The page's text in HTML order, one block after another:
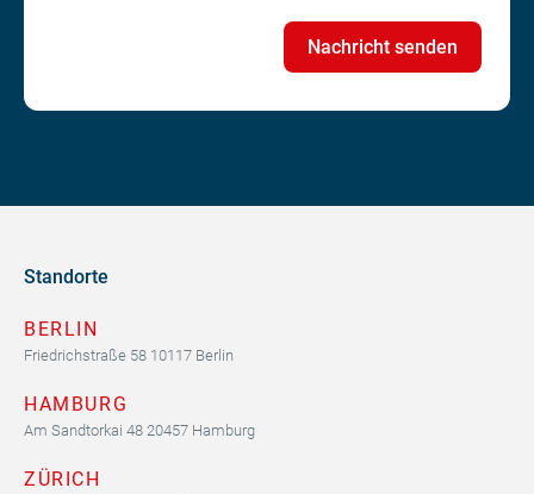
Standorte
BERLIN
Friedrichstraße 58 10117 Berlin
HAMBURG
Am Sandtorkai 48 20457 Hamburg
ZÜRICH